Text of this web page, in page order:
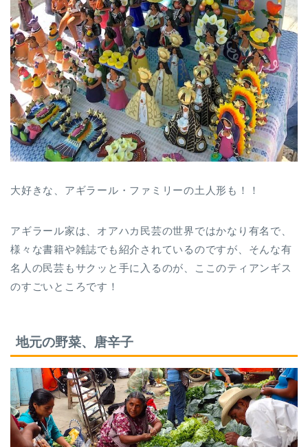
大好きな、アギラール・ファミリーの土人形も！！
アギラール家は、オアハカ民芸の世界ではかなり有名で、
様々な書籍や雑誌でも紹介されているのですが、そんな有
名人の民芸もサクッと手に入るのが、ここのティアンギス
のすごいところです！
地元の野菜、唐辛子